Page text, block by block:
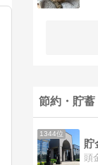
節約・貯
1344位